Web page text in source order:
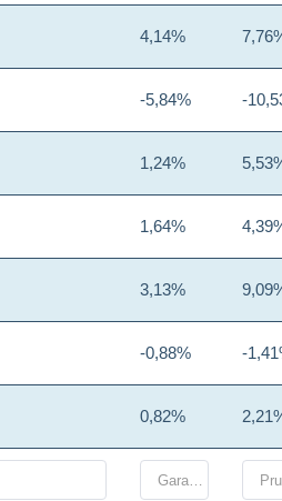
4,14%
-5,84% -
1,24%
1,64%
3,13%
-0,88% -
0,82%